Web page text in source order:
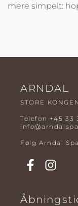
mere simpelt:
ARNDAL
STORE
Telefon +45 33
Følg Arndal